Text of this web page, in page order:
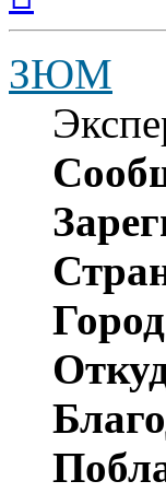
началу
ЗЮМ